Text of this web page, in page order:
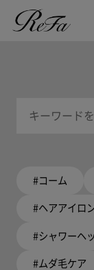
#コーム
#ヘアアイロ
#シャワーヘ
#ムダ毛ケア